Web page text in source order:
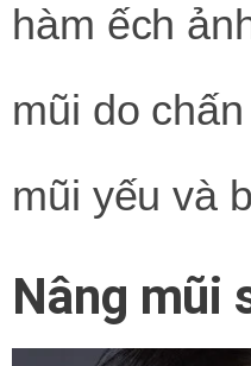
hàm ếch
mũi do
mũi yếu và
Nâng mũi